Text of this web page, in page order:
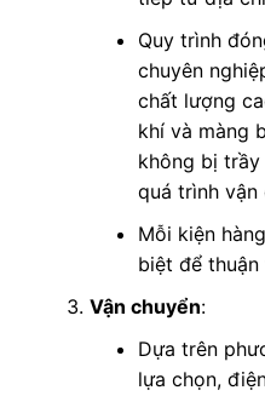
Quy trình
chuyên
chất lượng
khí và màng
không bị
quá trình vận
Mỗi kiện
biệt để
Vận chuyển:
Dựa trên
lựa chọn,